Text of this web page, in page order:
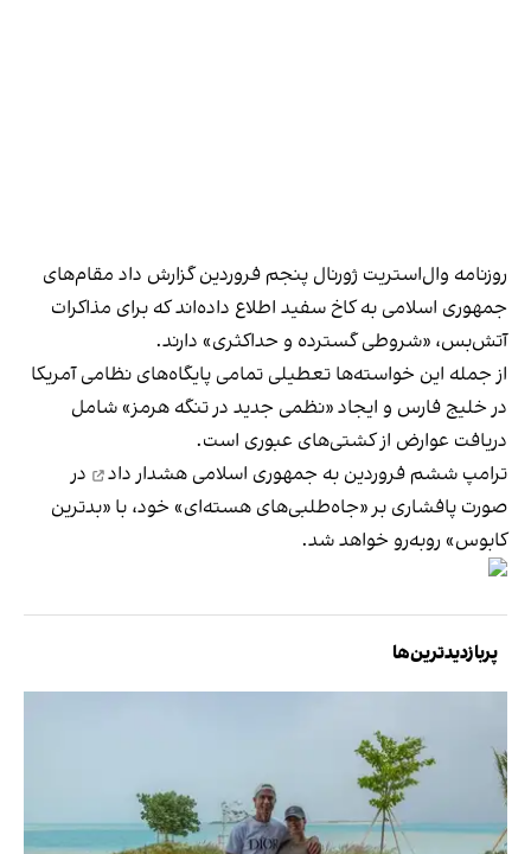
روزنامه وال‌استریت ژورنال پنجم فروردین گزارش داد مقام‌های
جمهوری اسلامی به کاخ سفید اطلاع داده‌اند که برای مذاکرات
آتش‌بس، «شروطی گسترده و حداکثری» دارند.
از جمله این خواسته‌ها تعطیلی تمامی پایگاه‌های نظامی آمریکا
در خلیج فارس و ایجاد «نظمی جدید در تنگه هرمز» شامل
دریافت عوارض از کشتی‌های عبوری است.
ترامپ ششم فروردین به جمهوری اسلامی هشدار داد
در
صورت پافشاری بر «جاه‌طلبی‌های هسته‌ای» خود، با «بدترین
کابوس» روبه‌رو خواهد شد.
پربازدیدترین‌ها